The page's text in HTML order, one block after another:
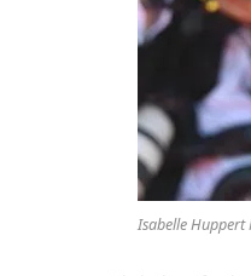
Isabelle Huppert